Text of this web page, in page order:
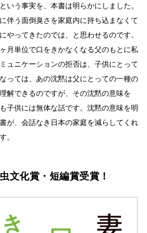
いう事実を、本書は明らかにしました。
伴う面倒臭さを家庭内に持ち込まなくて
やってきたのでは、と思わせるのです。
月単位で口をきかなくなる父のもとに私
ュニケーションの拒否は、子供にとって
っては、あの沈黙は父にとっての一種の
解できるのですが、その沈黙の意味を
子供には無体な話です。沈黙の意味を明
が、会話なき日本の家庭を減らしてくれ
す。
文化賞・短編賞受賞！